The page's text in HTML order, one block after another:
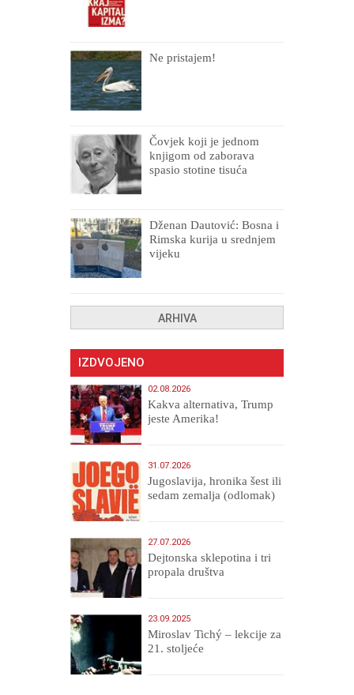
Ne pristajem!
Čovjek koji je jednom
knjigom od zaborava
spasio stotine tisuća
Dženan Dautović: Bosna i
Rimska kurija u srednjem
vijeku
ARHIVA
IZDVOJENO
02.08.2026
Kakva alternativa, Trump
jeste Amerika!
31.07.2026
Jugoslavija, hronika šest ili
sedam zemalja (odlomak)
27.07.2026
Dejtonska sklepotina i tri
propala društva
23.09.2025
Miroslav Tichý – lekcije za
21. stoljeće